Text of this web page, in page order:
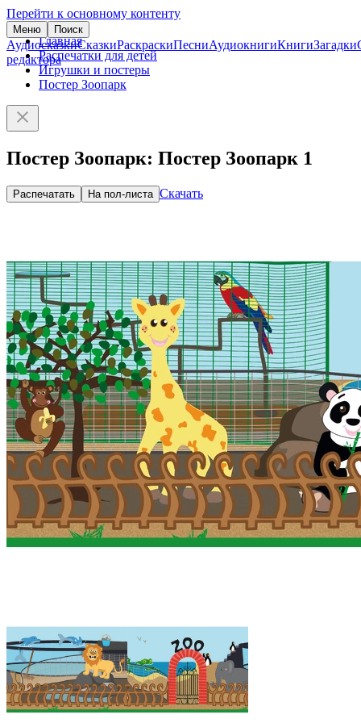
Перейти к основному контенту
Меню Поиск
АудиосказкиСказкиРаскраскиПесниАудиокнигиКнигиЗагадки
редактора
Главная
Распечатки для детей
Игрушки и постеры
Постер Зоопарк
Постер Зоопарк: Постер Зоопарк 1
Распечатать На пол-листа Скачать